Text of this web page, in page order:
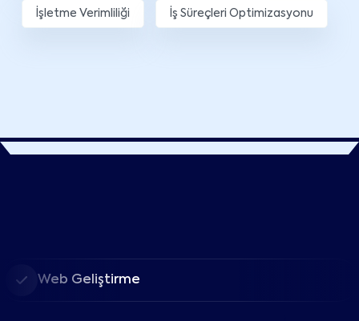
İşletme Verimliliği İş Süreçleri Optimizasyonu
Web Geliştirme